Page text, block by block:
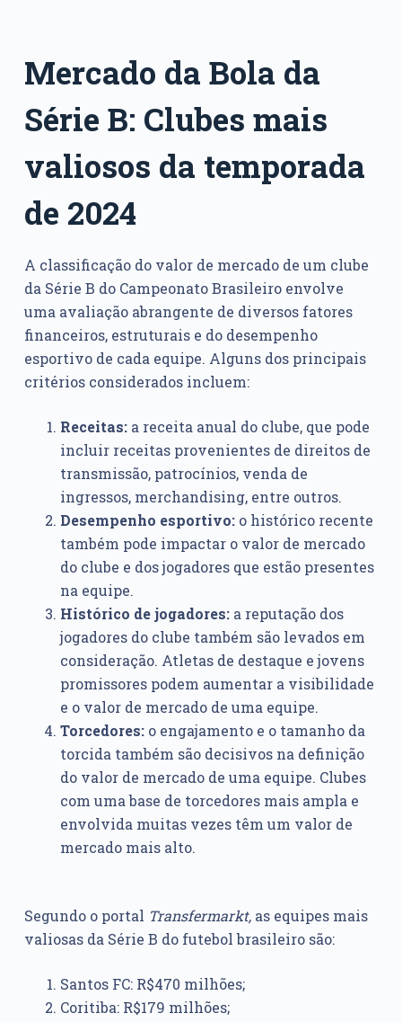
Mercado da Bola da
Série B: Clubes mais
valiosos da temporada
de 2024
A classificação do valor de mercado de um clube
da Série B do Campeonato Brasileiro envolve
uma avaliação abrangente de diversos fatores
financeiros, estruturais e do desempenho
esportivo de cada equipe. Alguns dos principais
critérios considerados incluem:
Receitas:a receita anual do clube, que pode
incluir receitas provenientes de direitos de
transmissão, patrocínios, venda de
ingressos, merchandising, entre outros.
Desempenho esportivo:o histórico recente
também pode impactar o valor de mercado
do clube e dos jogadores que estão presentes
na equipe.
Histórico de jogadores: a reputação dos
jogadores do clube também são levados em
consideração. Atletas de destaque e jovens
promissores podem aumentar a visibilidade
e o valor de mercado de uma equipe.
Torcedores: o engajamento e o tamanho da
torcida também são decisivos na definição
do valor de mercado de uma equipe. Clubes
com uma base de torcedores mais ampla e
envolvida muitas vezes têm um valor de
mercado mais alto.
Segundo o portal Transfermarkt, as equipes mais
valiosas da Série B do futebol brasileiro são:
Santos FC: R$470 milhões;
Coritiba: R$179 milhões;